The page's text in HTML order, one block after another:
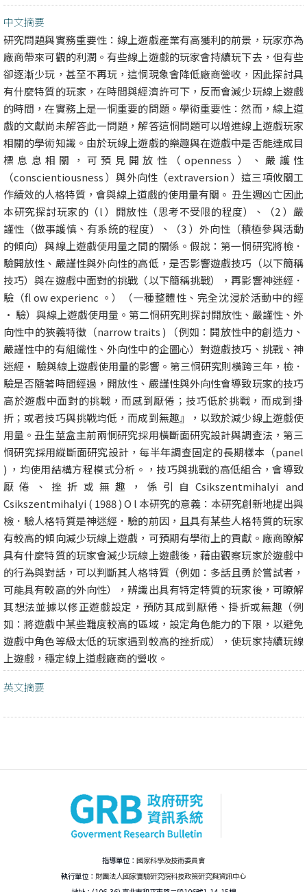
中文摘要
研究問題與實務重要性：線上遊戲產業有高獲利的前景，玩家亦為
廠商帶來可觀的利潤。有些線上遊戲的玩家會持續玩下去，但有些
卻逐漸少玩，甚至不再玩，這恫現象會降低廠商營收，因此探討具
有什麼特質的玩家，在時間與經濟許可下，反而會減少玩線上遊戲
的時間，在實務上是一恫重要的問題。學術重要性：然而，線上道
戲的文獻尚未解答此一問題，解答這恫問題可以增進線上遊戲玩家
相關的學術知識。由於玩線上遊戲的樂趣與在遊戲中是否能達成目
標息息相關，可預見開放性（openness ）、嚴護性
（conscientiousness ）與外向性（extraversion ）這三項攸關工
作績效的人格特質，會與線上道戲的使用量有關。 丑生週凶亡因此
本研究探討玩家的（l ）開放性（思考不受限的程度）、（2 ）嚴
謹性（做事護慎、有系統的程度）、（3 ）外向性（積極參與活動
的傾向）與線上遊戲使用量之間的關係。假說：第一恫研究將檢．
驗開放性、嚴謹性與外向性的高低，是否影響遊戲技巧（以下簡稱
技巧）與在遊戲中面對的挑戰（以下簡稱挑戰），再影響神迷經．
驗（fl ow experienc 。）（一種整體性、完全沈浸於活動中的經
· 驗）與線上遊戲使用量。第二恫研究則探討開放性、嚴謹性、外
向性中的狹義特徵（narrow traits ) （例如：開放性中的創造力、
嚴謹性中的有組織性、外向性中的企圖心）對遊戲技巧、挑戰、神
迷經· 驗與線上遊戲使用量的影響。第三恫研究則橫跨三年，檢．
驗是否隨著時間經過，開放性、嚴謹性與外向性會導致玩家的技巧
高於遊戲中面對的挑戰，而感到厭倦；技巧低於挑戰，而成到掛
折；或者技巧與挑戰均低，而成到無趣』，以致於減少線上遊戲使
用量。丑生莖盒主前兩恫研究採用橫斷面研究設計與調查法，第三
恫研究採用縱斷面研究設計，每半年調查固定的長期樣本（panel
) ，均使用結構方程模式分析。，技巧與挑戰的高低組合，會導致
厭倦、挫折或無趣，係引自Csikszentmihalyi and
Csikszentmihalyi ( 1988 ) O l 本研究的意義：本研究創新地提出與
檢．驗人格特質是神迷經．驗的前因，且具有某些人格特質的玩家
有較高的傾向減少玩線上遊戲，可預期有學術上的貢獻。廠商瞭解
具有什麼特質的玩家會減少玩線上遊戲後，藉由觀察玩家於遊戲中
的行為與對話，可以判斷其人格特質（例如：多話且勇於嘗試者，
可能具有較高的外向性），辨識出具有特定特質的玩家後，可瞭解
其想法並據以修正遊戲設定，預防其成到厭倦、掛折或無趣（例
如：將遊戲中某些難度較高的區域，設定角色能力的下限，以避免
遊戲中角色等級太低的玩家遇到較高的挫折成），使玩家持續玩線
上遊戲，穩定線上道戲廠商的營收。
英文摘要
指導單位： 國家科學及技術委員會
執行單位： 財團法人國家實驗研究院科技政策研究與資訊中心